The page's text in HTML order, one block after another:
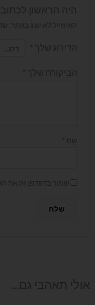
היה הראשון
האימייל לא יוצג באתר.
הדירוג שלך
הביקורת שלך
שם *
שמור בדפדפן זה את
אולי תאהבי גם...